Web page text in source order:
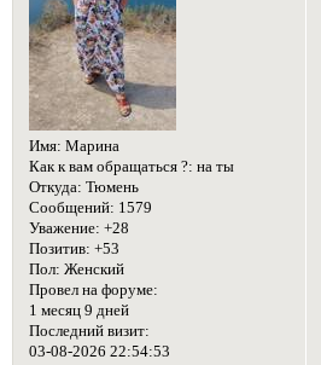
Имя: Марина
Как к вам обращаться ?: на ты
Откуда: Тюмень
Сообщений: 1579
Уважение: +28
Позитив: +53
Пол: Женский
Провел на форуме:
1 месяц 9 дней
Последний визит:
03-08-2026 22:54:53